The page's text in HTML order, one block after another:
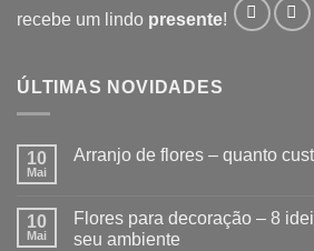
recebe um lindo presente!
ÚLTIMAS NOVIDADES
10
Mai
Arranjo de flores – quanto
10
Mai
Flores para decoração – 8
seu ambiente